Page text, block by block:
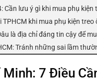
lưu ý gì khi mua phụ kiện
khi mua phụ kiện treo
là địa chỉ đáng tin cậy để
Tránh những sai lầm
Minh: 7 Điều